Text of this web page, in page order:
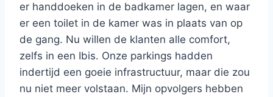
er handdoeken in de badkamer lagen, en waar
er een toilet in de kamer was in plaats van op
de gang. Nu willen de klanten alle comfort,
zelfs in een Ibis. Onze parkings hadden
indertijd een goeie infrastructuur, maar die zou
nu niet meer volstaan. Mijn opvolgers hebben